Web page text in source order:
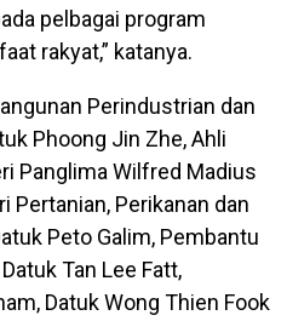
pelbagai program
rakyat,” katanya.
Perindustrian dan
Phoong Jin Zhe, Ahli
Panglima Wilfred Madius
Pertanian, Perikanan dan
Peto Galim, Pembantu
Tan Lee Fatt,
Datuk Wong Thien Fook